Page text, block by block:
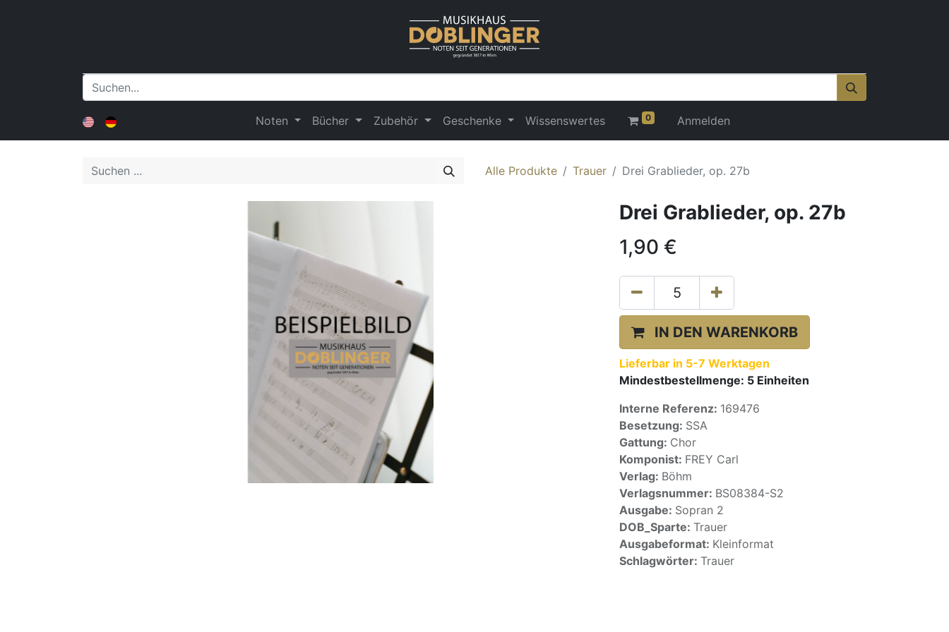
Noten Bücher Zubehör Geschenke Wissenswertes 0 Anmelden
Alle Produkte Trauer Drei Grablieder, op. 27b
Drei Grablieder, op. 27b
1,90 €
IN DEN WARENKORB
Lieferbar in 5-7 Werktagen
Mindestbestellmenge: 5 Einheiten
Interne Referenz: 169476
Besetzung: SSA
Gattung: Chor
Komponist: FREY Carl
Verlag: Böhm
Verlagsnummer: BS08384-S2
Ausgabe: Sopran 2
DOB_Sparte: Trauer
Ausgabeformat: Kleinformat
Schlagwörter: Trauer